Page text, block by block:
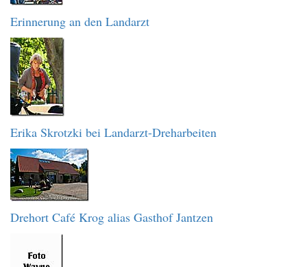
Erinnerung an den Landarzt
Erika Skrotzki bei Landarzt-Dreharbeiten
Drehort Café Krog alias Gasthof Jantzen